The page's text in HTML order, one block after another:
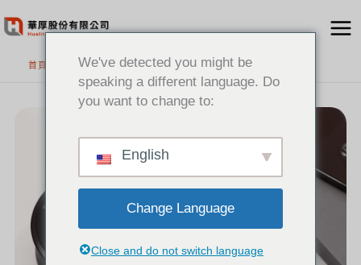
至
首頁
We've detected you might be
speaking a different language. Do
you want to change to:
English
Change Language
Close and do not switch language